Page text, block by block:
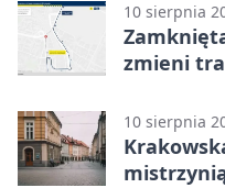
10 sierpnia
zmieni
10 sierpnia